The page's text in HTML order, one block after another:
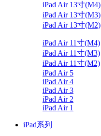
iPad Air 13寸(M4)
iPad Air 13寸(M3)
iPad Air 13寸(M2)
iPad Air 11寸(M4)
iPad Air 11寸(M3)
iPad Air 11寸(M2)
iPad Air 5
iPad Air 4
iPad Air 3
iPad Air 2
iPad Air 1
iPad系列